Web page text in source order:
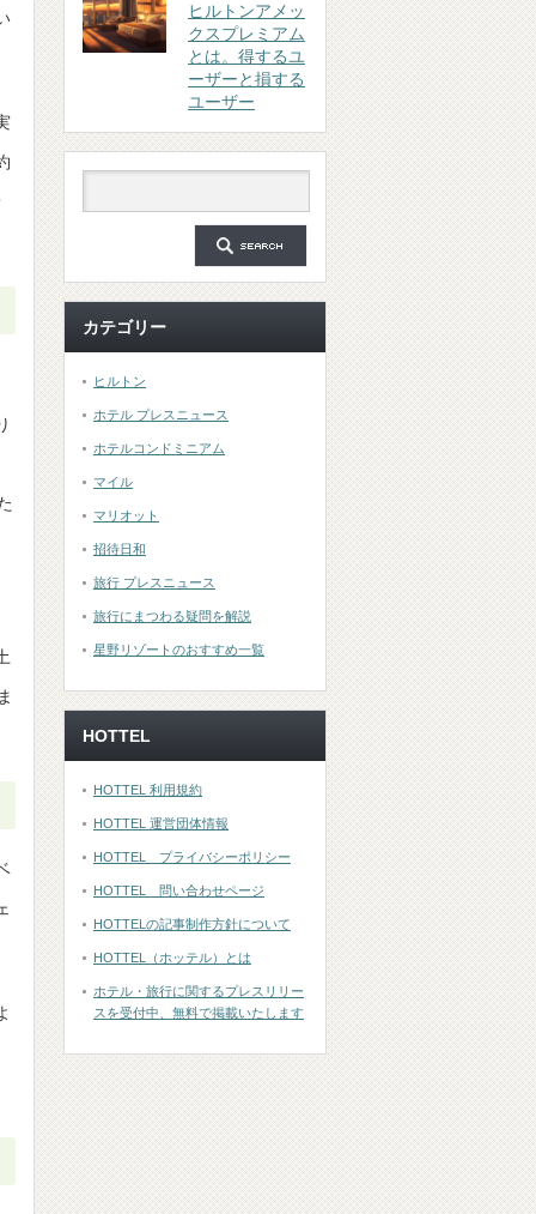
ヒルトンアメッ
クスプレミアム
とは。得するユ
ーザーと損する
ユーザー
カテゴリー
ヒルトン
ホテル プレスニュース
ホテルコンドミニアム
マイル
マリオット
招待日和
旅行 プレスニュース
旅行にまつわる疑問を解説
星野リゾートのおすすめ一覧
HOTTEL
HOTTEL 利用規約
HOTTEL 運営団体情報
HOTTEL プライバシーポリシー
HOTTEL 問い合わせページ
HOTTELの記事制作方針について
HOTTEL（ホッテル）とは
ホテル・旅行に関するプレスリリー
スを受付中、無料で掲載いたします